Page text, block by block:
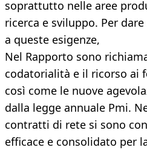
soprattutto nelle aree
ricerca e sviluppo. Per
a queste esigenze,
Nel Rapporto sono
codatorialità e il ricorso ai
così come le nuove
dalla legge annuale Pmi.
contratti di rete si sono
efficace e consolidato per